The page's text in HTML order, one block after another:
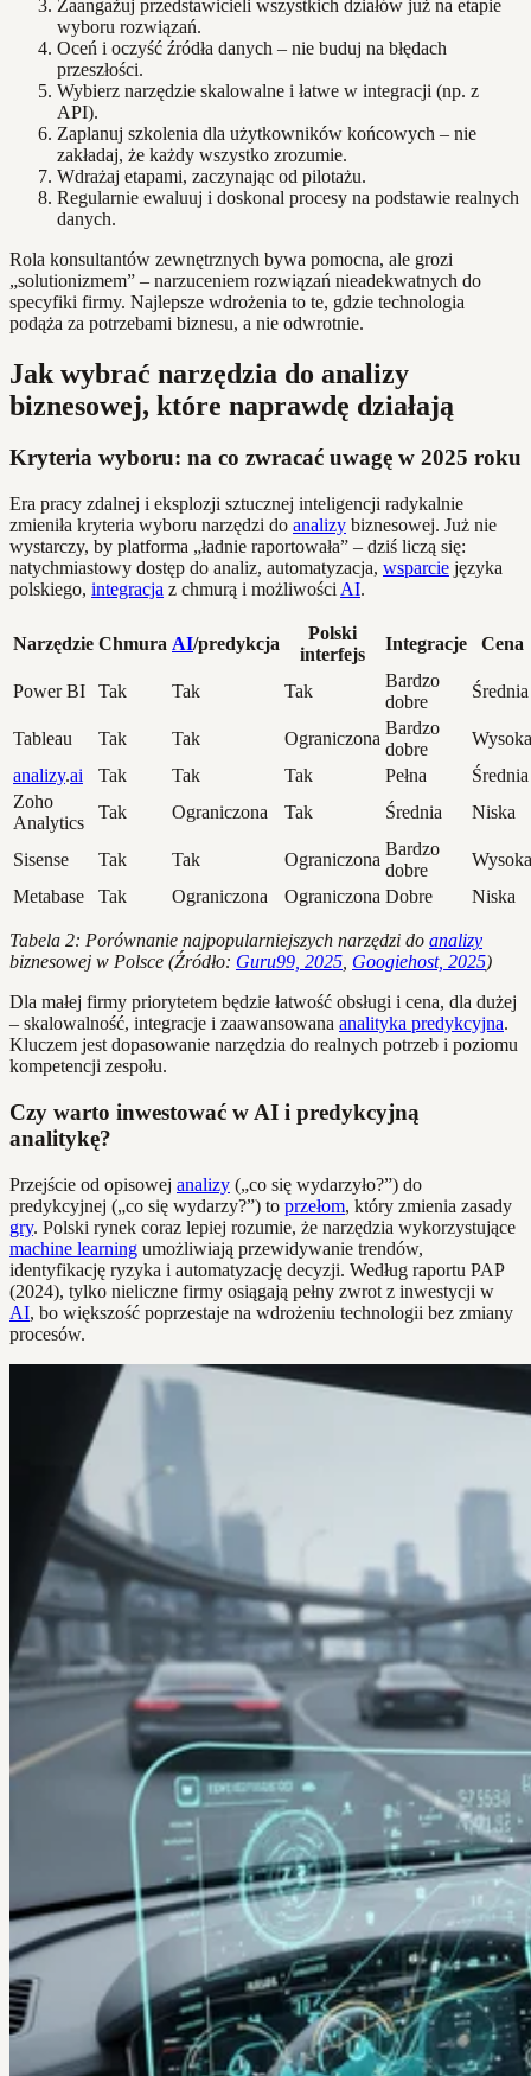
Zaangażuj przedstawicieli wszystkich działów już na etapie
wyboru rozwiązań.
Oceń i oczyść źródła danych – nie buduj na błędach
przeszłości.
Wybierz narzędzie skalowalne i łatwe w integracji (np. z
API).
Zaplanuj szkolenia dla użytkowników końcowych – nie
zakładaj, że każdy wszystko zrozumie.
Wdrażaj etapami, zaczynając od pilotażu.
Regularnie ewaluuj i doskonal procesy na podstawie realnych
danych.
Rola konsultantów zewnętrznych bywa pomocna, ale grozi
„solutionizmem” – narzuceniem rozwiązań nieadekwatnych do
specyfiki firmy. Najlepsze wdrożenia to te, gdzie technologia
podąża za potrzebami biznesu, a nie odwrotnie.
Jak wybrać narzędzia do analizy
biznesowej, które naprawdę działają
Kryteria wyboru: na co zwracać uwagę w 2025 roku
Era pracy zdalnej i eksplozji sztucznej inteligencji radykalnie
zmieniła kryteria wyboru narzędzi do analizy biznesowej. Już nie
wystarczy, by platforma „ładnie raportowała” – dziś liczą się:
natychmiastowy dostęp do analiz, automatyzacja, wsparcie języka
polskiego, integracja z chmurą i możliwości AI.
Narzędzie Chmura AI/predykcja
Polski
interfejs
Integracje Cena
Power BI Tak Tak Tak
Bardzo
dobre
Średnia
Tableau Tak Tak Ograniczona
Bardzo
dobre
Wysoka
analizy.ai Tak Tak Tak Pełna
Średnia
Zoho
Analytics
Tak Ograniczona Tak Średnia Niska
Sisense Tak Tak Ograniczona
Bardzo
dobre
Wysoka
Metabase
Tak Ograniczona Ograniczona Dobre Niska
Tabela 2: Porównanie najpopularniejszych narzędzi do analizy
biznesowej w Polsce (Źródło: Guru99, 2025 Googiehost, 2025)
Dla małej firmy priorytetem będzie łatwość obsługi i cena, dla dużej
– skalowalność, integracje i zaawansowana analityka predykcyjna.
Kluczem jest dopasowanie narzędzia do realnych potrzeb i poziomu
kompetencji zespołu.
Czy warto inwestować w AI i predykcyjną
analitykę?
Przejście od opisowej analizy („co się wydarzyło?”) do
predykcyjnej („co się wydarzy?”) to przełom, który zmienia zasady
gry. Polski rynek coraz lepiej rozumie, że narzędzia wykorzystujące
machine learning umożliwiają przewidywanie trendów,
identyfikację ryzyka i automatyzację decyzji. Według raportu PAP
(2024), tylko nieliczne firmy osiągają pełny zwrot z inwestycji w
AI, bo większość poprzestaje na wdrożeniu technologii bez zmiany
procesów.